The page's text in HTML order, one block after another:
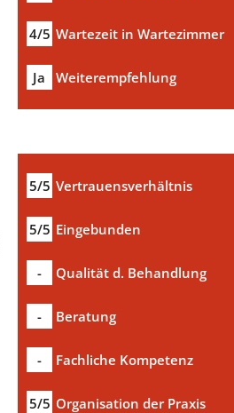
4/5 Wartezeit in Wartezimmer
Ja Weiterempfehlung
5/5 Vertrauensverhältnis
5/5 Eingebunden
- Qualität d. Behandlung
- Beratung
- Fachliche Kompetenz
5/5 Organisation der Praxis